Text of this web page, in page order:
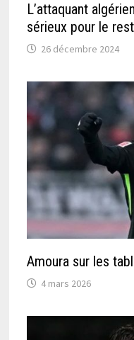
L’attaquant
sérieux pour le
26 décembre 2024
Amoura sur les
4 mars 2026